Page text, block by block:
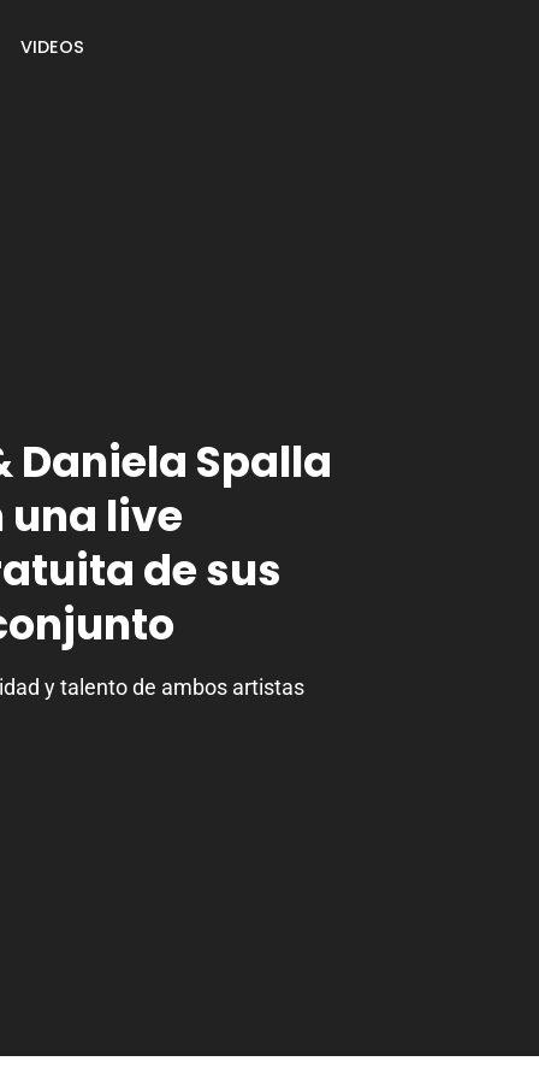
VIDEOS
Daniela Spalla
live
de sus
y talento de ambos artistas